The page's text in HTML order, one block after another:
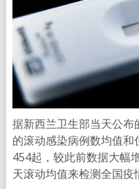
据新西兰卫生部当天公
的滚动感染病例数均值
454起，较此前数据大幅
天滚动均值来检测全国疫